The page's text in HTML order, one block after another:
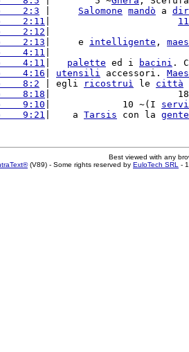
2:3 Salomone mandò a
2:11
11
2:12
2:13 |     e intelligente ,
4:11
4:11 palette ed i bacini .
4:16 utensili accessori.
8:2 | egli ricostruì le città
8:18 |                       18
9:10 |             10 ~(I servi
9:21 |    a Tarsis con la gente
Best viewed with any
(V89) - Some rights reserved by EuloTech SRL -